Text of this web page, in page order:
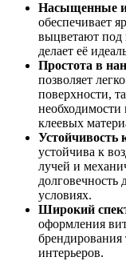
Насыщенные и
обеспечивает
выцветают под
делает её
Простота в
позволяет
поверхности,
клеевых
Устойчивость
устойчива к
лучей и
условиях.
Широкий
оформления
брендирования
интерьеров.